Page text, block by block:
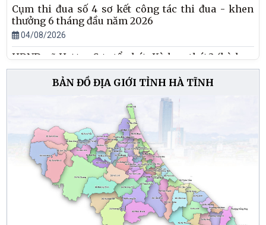
Cụm thi đua số 4 sơ kết công tác thi đua - khen
thưởng 6 tháng đầu năm 2026
04/08/2026
HĐND xã Hương Sơn tổ chức Kỳ họp thứ 3 (kỳ họp
chuyên đề), thông qua nhiều nội dung quan trọng
03/08/2026
UBND xã Hương Sơn triển khai nhiệm vụ trọng tâm
03/08/2026
Thường trực Hội đồng nhân dân xã Hương Sơn họp
soát xét các nội dung chuẩn bị cho kỳ họp thứ 3
(kỳ họp chuyên đề) Hội đồng nhân dân xã khóa II,
nhiệm kỳ 2026 - 2031.
31/07/2026
BẢN ĐỒ ĐỊA GIỚI TỈNH HÀ TĨNH